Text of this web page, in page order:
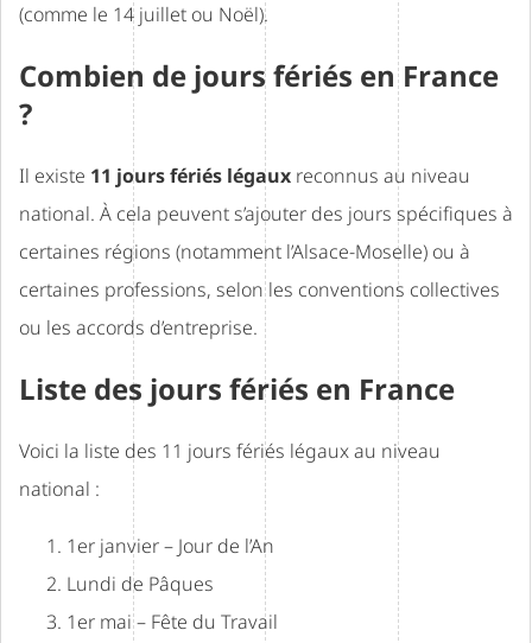
(comme le 14 juillet ou Noël).
Combien de jours fériés en France
?
Il existe 11 jours fériés légaux reconnus au niveau
national. À cela peuvent s’ajouter des jours spécifiques à
certaines régions (notamment l’Alsace-Moselle) ou à
certaines professions, selon les conventions collectives
ou les accords d’entreprise.
Liste des jours fériés en France
Voici la liste des 11 jours fériés légaux au niveau
national :
1er janvier – Jour de l’An
Lundi de Pâques
1er mai – Fête du Travail